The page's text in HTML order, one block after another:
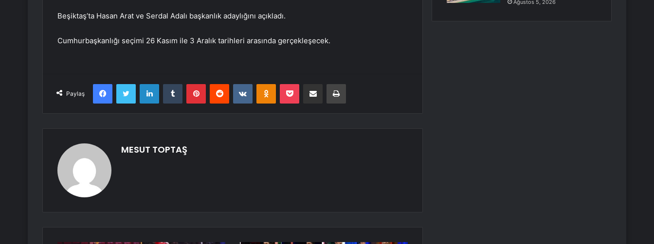
Beşiktaş’ta Hasan Arat ve Serdal Adalı başkanlık adaylığını açıkladı.
Cumhurbaşkanlığı seçimi 26 Kasım ile 3 Aralık tarihleri ​​arasında gerçekleşecek.
Paylaş
FacebookTwitter LinkedInTumblr PinterestReddit VKontakteOdnoklassniki
Pocket E-Posta ile paylaş Yazdır
MESUT TOPTAŞ
Ağustos 5, 2026